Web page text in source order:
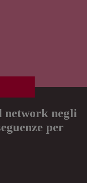
network negli
per